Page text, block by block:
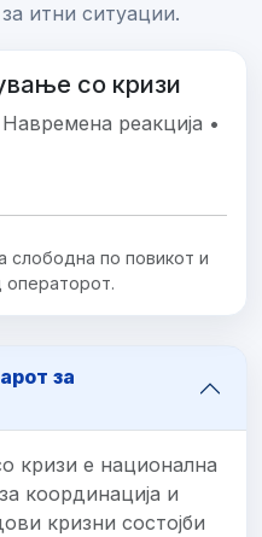
итни ситуации.
со кризи
реакција •
слободна по повикот и
операторот.
за
кризи е национална
координација и
кризни состојби